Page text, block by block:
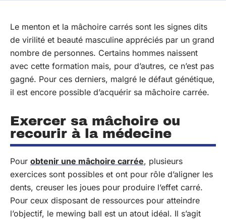
Le menton et la mâchoire carrés sont les signes dits
de virilité et beauté masculine appréciés par un grand
nombre de personnes. Certains hommes naissent
avec cette formation mais, pour d’autres, ce n’est pas
gagné. Pour ces derniers, malgré le défaut génétique,
il est encore possible d’acquérir sa mâchoire carrée.
Exercer sa mâchoire ou
recourir à la médecine
Pour obtenir une mâchoire carrée, plusieurs
exercices sont possibles et ont pour rôle d’aligner les
dents, creuser les joues pour produire l’effet carré.
Pour ceux disposant de ressources pour atteindre
l’objectif, le mewing ball est un atout idéal. Il s’agit